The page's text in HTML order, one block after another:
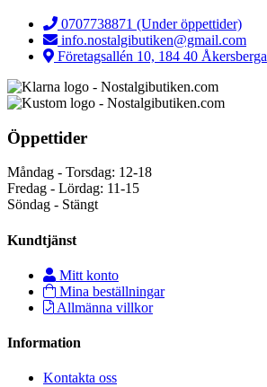
0707738871 (Under öppettider)
info.nostalgibutiken@gmail.com
Företagsallén 10, 184 40 Åkersberga
Öppettider
Måndag - Torsdag: 12-18
Fredag - Lördag: 11-15
Söndag - Stängt
Kundtjänst
Mitt konto
Mina beställningar
Allmänna villkor
Information
Kontakta oss